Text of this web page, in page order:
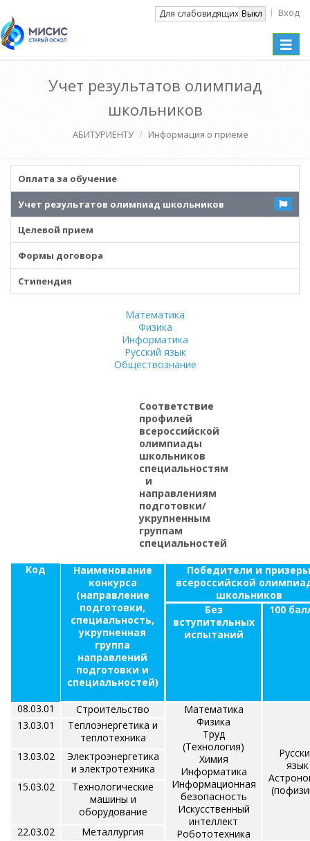
Для слабовидящих Выкл Вход
Toggle
Учет результатов олимпиад
школьников
АБИТУРИЕНТУ Информация о приеме
Оплата за обучение
Учет результатов олимпиад школьников
Целевой прием
Формы договора
Стипендия
Математика
Физика
Информатика
Русский язык
Обществознание
Соответствие
профилей
всероссийской
олимпиады
школьников
специальностям
и
направлениям
подготовки/
укрупненным
группам
специальностей
Код
Наименование
конкурса
(направление
подготовки,
специальность,
укрупненная
группа
направлений
подготовки и
специальностей)
Победители и призеры
всероссийской
школьников
Без
вступительных
испытаний
100
08.03.01 Строительство
Математика
Физика
Труд
(Технология)
Химия
Информатика
Информационная
безопасность
Искусственный
интеллект
Робототехника
язык
13.03.01
Теплоэнергетика и
теплотехника
13.03.02
Электроэнергетика
и электротехника
15.03.02
Технологические
машины и
оборудование
22.03.02
Металлургия